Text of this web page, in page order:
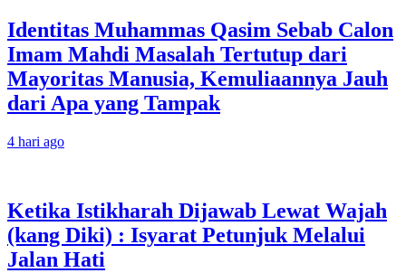
Identitas Muhammas Qasim Sebab Calon
Imam Mahdi Masalah Tertutup dari
Mayoritas Manusia, Kemuliaannya Jauh
dari Apa yang Tampak
4 hari ago
Ketika Istikharah Dijawab Lewat Wajah
(kang Diki) : Isyarat Petunjuk Melalui
Jalan Hati